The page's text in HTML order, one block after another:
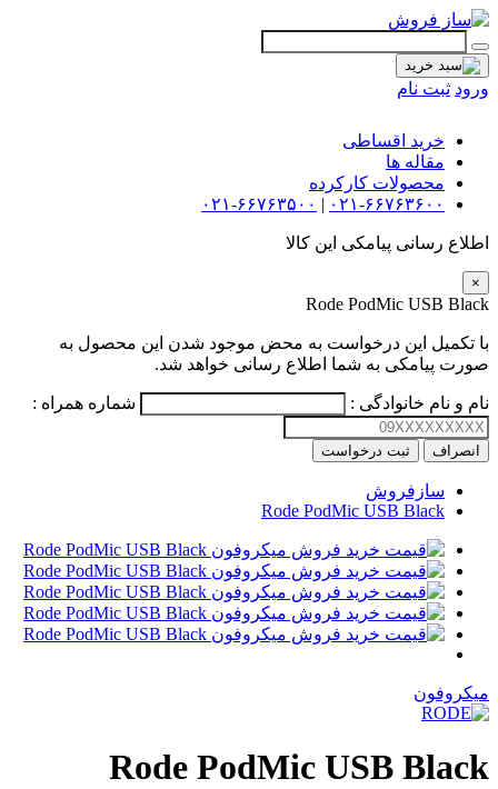
ورود ثبت نام
افکت
آمپلی فایر
سیم گیتار
پیانو و کیبورد
تجهیزات استودیویی
دی جی
ساز و ادوات موسیقی
محصولات کارکرده
مقاله ها
خرید اقساطی
مقاله ها
محصولات کارکرده
۰۲۱-۶۶۷۶۳۶۰۰ | ۰۲۱-۶۶۷۶۳۵۰۰
اطلاع رسانی پیامکی این کالا
×
Rode PodMic USB Black
با تکمیل این درخواست به محض موجود شدن این محصول به
صورت پیامکی به شما اطلاع رسانی خواهد شد.
نام و نام خانوادگی : شماره همراه :
انصراف ثبت درخواست
سازفروش
Rode PodMic USB Black
میکروفون
Rode PodMic USB Black